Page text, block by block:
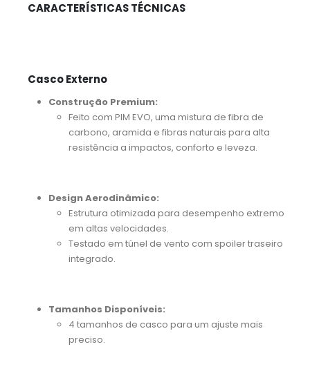
CARACTERÍSTICAS TÉCNICAS
Casco Externo
Construção Premium:
Feito com PIM EVO, uma mistura de fibra de
carbono, aramida e fibras naturais para alta
resistência a impactos, conforto e leveza.
Design Aerodinâmico:
Estrutura otimizada para desempenho extremo
em altas velocidades.
Testado em túnel de vento com spoiler traseiro
integrado.
Tamanhos Disponíveis:
4 tamanhos de casco para um ajuste mais
preciso.